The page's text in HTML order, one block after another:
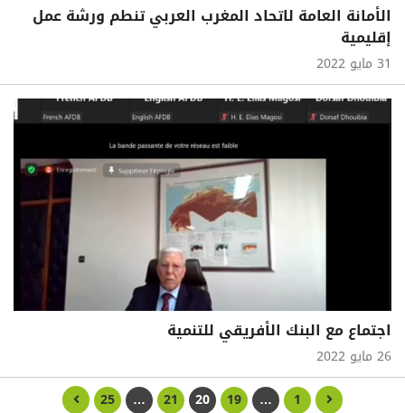
الأمانة العامة لاتحاد المغرب العربي تنطم ورشة عمل
إقليمية
31 مايو 2022
اجتماع مع البنك الأفريقي للتنمية
26 مايو 2022
1
…
19
20
21
…
25